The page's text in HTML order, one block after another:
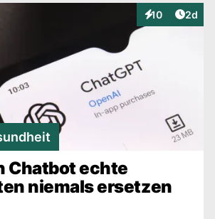
10
Interaktionen
2d
Chatbot echte
niemals ersetzen